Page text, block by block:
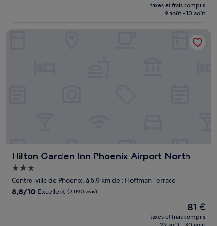
nouveau
prix
80 €
taxes et frais compris
9 août - 10 août
Hilton Garden Inn Phoenix Airport North
Hilton Garden Inn Phoenix Airport North
Hébergement
3.0 étoiles
Centre-ville de Phoenix, à 5,9 km de : Hoffman Terrace
8.8
8,8/10 Excellent (2 840 avis)
Le
nouveau
prix
81 €
taxes et frais compris
Hilton Garden Inn Phoenix Airport North